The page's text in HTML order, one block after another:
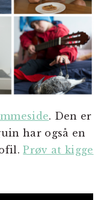
. Den er
har også en
Prøv at kigge